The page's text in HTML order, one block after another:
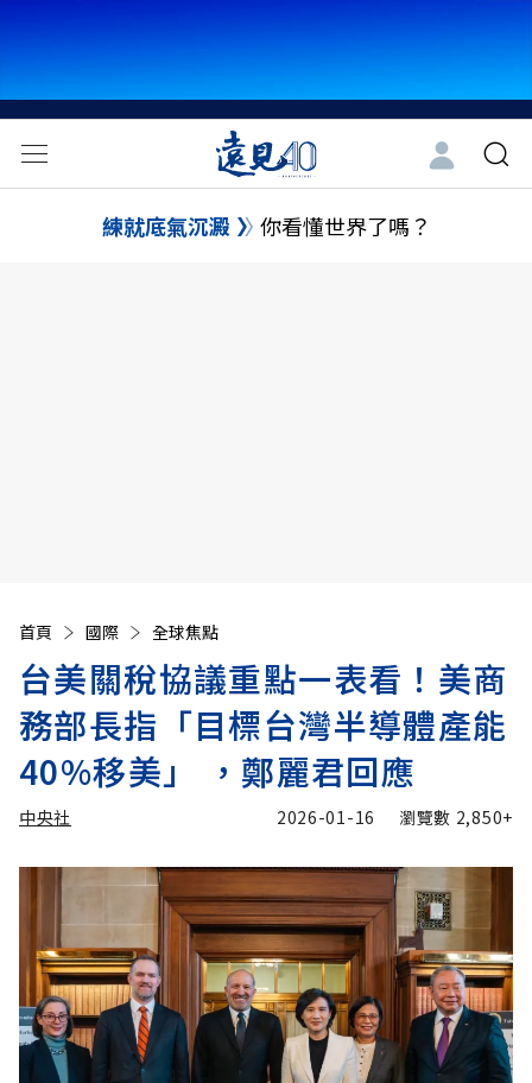
練就底氣沉澱 你看懂世界了嗎？
首頁 國際 全球焦點
台美關稅協議重點一表看！美商
務部長指「目標台灣半導體產能
40%移美」 ，鄭麗君回應
中央社 2026-01-16 瀏覽數 2,850+